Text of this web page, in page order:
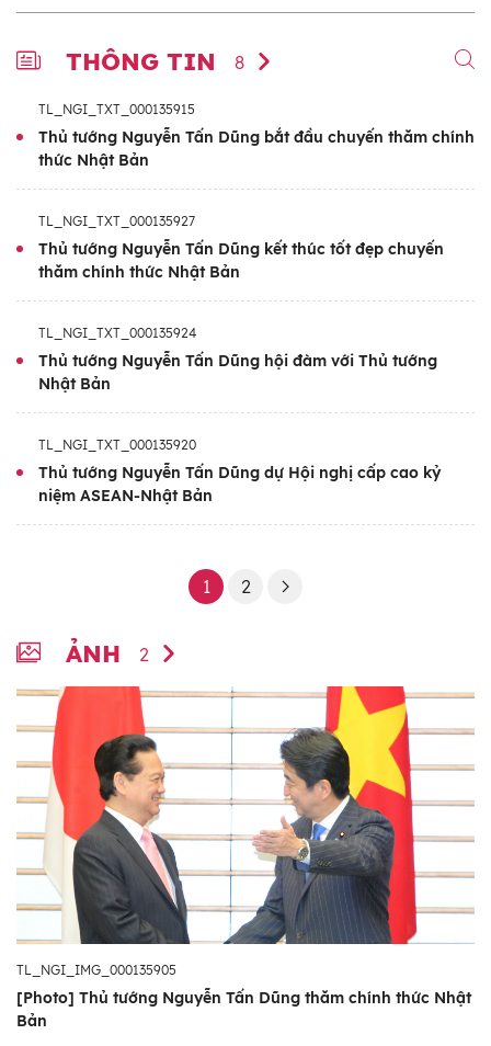
THÔNG TIN 8
TL_NGI_TXT_000135915
Thủ tướng Nguyễn Tấn Dũng bắt đầu chuyến thăm chính
thức Nhật Bản
TL_NGI_TXT_000135927
Thủ tướng Nguyễn Tấn Dũng kết thúc tốt đẹp chuyến
thăm chính thức Nhật Bản
TL_NGI_TXT_000135924
Thủ tướng Nguyễn Tấn Dũng hội đàm với Thủ tướng
Nhật Bản
TL_NGI_TXT_000135920
Thủ tướng Nguyễn Tấn Dũng dự Hội nghị cấp cao kỷ
niệm ASEAN-Nhật Bản
1 2
ẢNH 2
TL_NGI_IMG_000135905
[Photo] Thủ tướng Nguyễn Tấn Dũng thăm chính thức Nhật
Bản